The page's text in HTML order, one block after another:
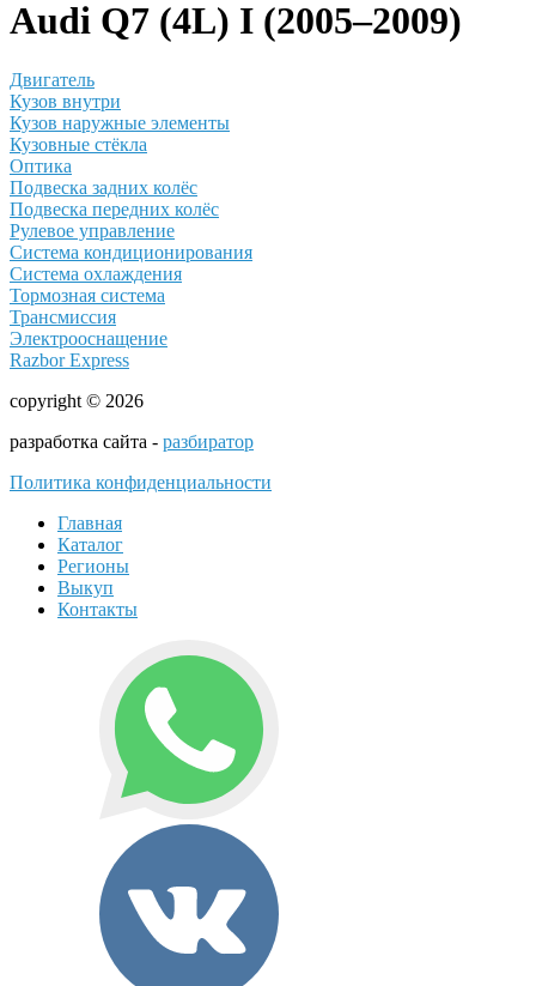
Audi Q7 (4L) I (2005–2009)
Двигатель
Кузов внутри
Кузов наружные элементы
Кузовные стёкла
Оптика
Подвеска задних колёс
Подвеска передних колёс
Рулевое управление
Система кондиционирования
Система охлаждения
Тормозная система
Трансмиссия
Электрооснащение
Razbor Express
copyright © 2026
разработка сайта - разбиратор
Политика конфиденциальности
Главная
Каталог
Регионы
Выкуп
Контакты